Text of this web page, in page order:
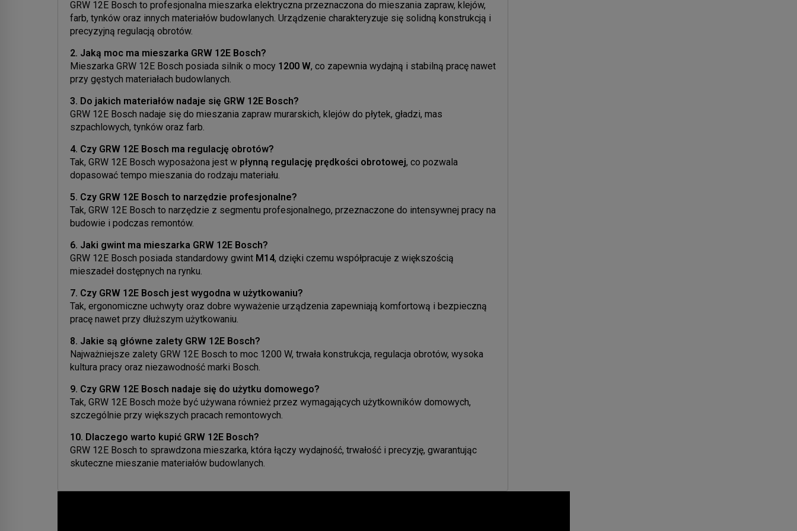
GRW 12E Bosch to profesjonalna mieszarka elektryczna przeznaczona do mieszania zapraw, klejów,
farb, tynków oraz innych materiałów budowlanych. Urządzenie charakteryzuje się solidną konstrukcją i
precyzyjną regulacją obrotów.
2. Jaką moc ma mieszarka GRW 12E Bosch?
Mieszarka GRW 12E Bosch posiada silnik o mocy 1200 W, co zapewnia wydajną i stabilną pracę nawet
przy gęstych materiałach budowlanych.
3. Do jakich materiałów nadaje się GRW 12E Bosch?
GRW 12E Bosch nadaje się do mieszania zapraw murarskich, klejów do płytek, gładzi, mas
szpachlowych, tynków oraz farb.
4. Czy GRW 12E Bosch ma regulację obrotów?
Tak, GRW 12E Bosch wyposażona jest w płynną regulację prędkości obrotowej, co pozwala
dopasować tempo mieszania do rodzaju materiału.
5. Czy GRW 12E Bosch to narzędzie profesjonalne?
Tak, GRW 12E Bosch to narzędzie z segmentu profesjonalnego, przeznaczone do intensywnej pracy na
budowie i podczas remontów.
6. Jaki gwint ma mieszarka GRW 12E Bosch?
GRW 12E Bosch posiada standardowy gwint M14, dzięki czemu współpracuje z większością
mieszadeł dostępnych na rynku.
7. Czy GRW 12E Bosch jest wygodna w użytkowaniu?
Tak, ergonomiczne uchwyty oraz dobre wyważenie urządzenia zapewniają komfortową i bezpieczną
pracę nawet przy dłuższym użytkowaniu.
8. Jakie są główne zalety GRW 12E Bosch?
Najważniejsze zalety GRW 12E Bosch to moc 1200 W, trwała konstrukcja, regulacja obrotów, wysoka
kultura pracy oraz niezawodność marki Bosch.
9. Czy GRW 12E Bosch nadaje się do użytku domowego?
Tak, GRW 12E Bosch może być używana również przez wymagających użytkowników domowych,
szczególnie przy większych pracach remontowych.
10. Dlaczego warto kupić GRW 12E Bosch?
GRW 12E Bosch to sprawdzona mieszarka, która łączy wydajność, trwałość i precyzję, gwarantując
skuteczne mieszanie materiałów budowlanych.